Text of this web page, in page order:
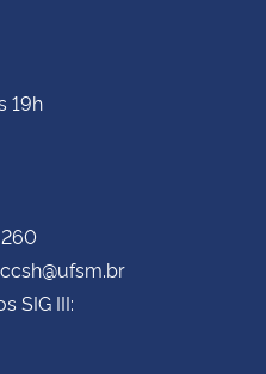
19h
SIG III: